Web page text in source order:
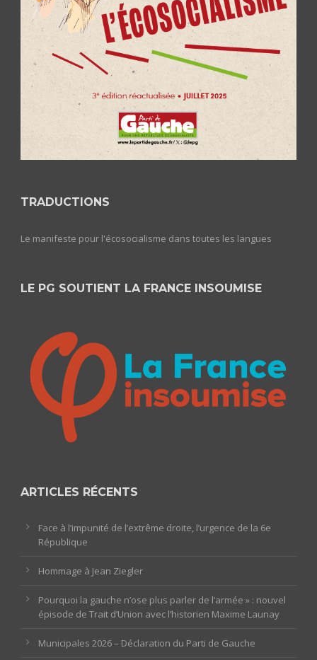
TRADUCTIONS
Le manifeste pour l'écosocialisme dans toutes les langues
LE PG SOUTIENT LA FRANCE INSOUMISE
ARTICLES RÉCENTS
Face à l’impunité de l’extrême droite, l’urgence de la 6e
République
Hommage à Jean Ziegler
Pourquoi la gauche n’ose plus parler de l’armée » : nouvel
épisode de Trait d’Union avec l’historien Maxime Launay
Municipales 2026 – Déclaration du Parti de Gauche